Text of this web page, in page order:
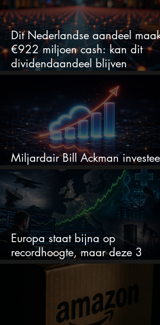
Dit Nederlandse aandeel maakt
€922 miljoen cash: kan dit
dividendaandeel blijven
verhogen?
Miljardair Bill Ackman investeert
miljarden in dit techaandeel
Europa staat bijna op
recordhoogte, maar deze 3
sectoren vallen nu op